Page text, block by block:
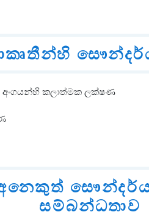
අංගයන්හි කලාත්මක ලක්ෂණ
සම්බන්ධතාව